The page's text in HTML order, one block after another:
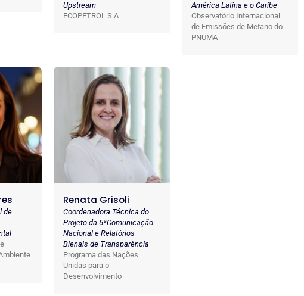
Upstream
ECOPETROL S.A
América Latina e o Caribe
Observatório Internacional
de Emissões de Metano do
PNUMA
de
Renata Grisoli
Coordenadora Técnica do
Projeto da 5ªComunicação
Nacional e Relatórios
Bienais de Transparência
Programa das Nações
Unidas para o
Desenvolvimento